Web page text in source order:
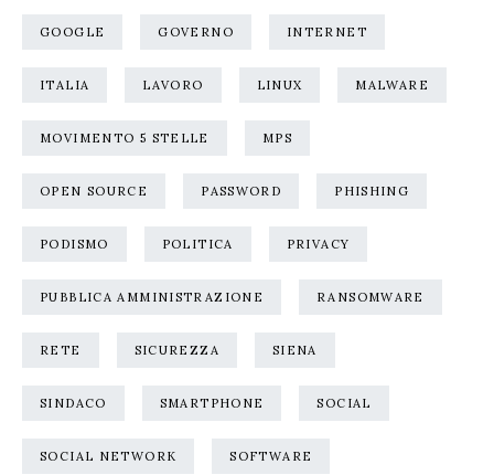
GOOGLE GOVERNO INTERNET
ITALIA LAVORO LINUX MALWARE
MOVIMENTO 5 STELLE MPS
OPEN SOURCE PASSWORD PHISHING
PODISMO POLITICA PRIVACY
PUBBLICA AMMINISTRAZIONE RANSOMWARE
RETE SICUREZZA SIENA
SINDACO SMARTPHONE SOCIAL
SOCIAL NETWORK SOFTWARE